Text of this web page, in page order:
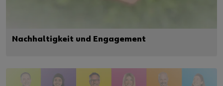
Nachhaltigkeit und Engagement